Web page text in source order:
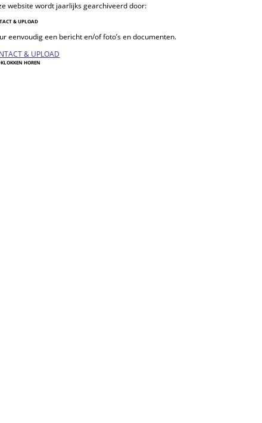
website wordt jaarlijks gearchiveerd door:
& UPLOAD
eenvoudig een bericht en/of foto’s en documenten.
& UPLOAD
HOREN